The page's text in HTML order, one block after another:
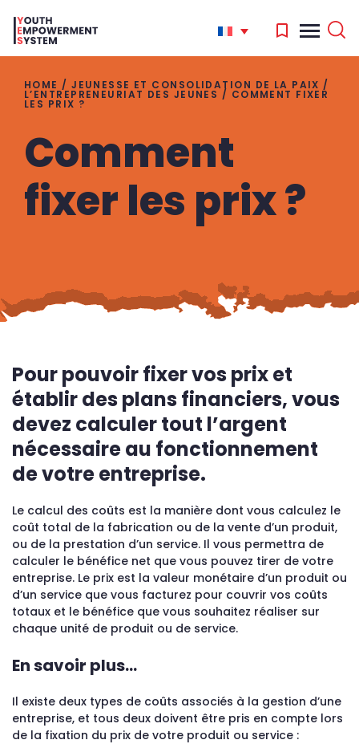
HOME /JEUNESSE ET CONSOLIDATION DE LA PAIX /
L’ENTREPRENEURIAT DES JEUNES / COMMENT FIXER
LES PRIX ?
Comment
fixer les prix ?
Pour pouvoir fixer vos prix et
établir des plans financiers, vous
devez calculer tout l’argent
nécessaire au fonctionnement
de votre entreprise.
Le calcul des coûts est la manière dont vous calculez le
coût total de la fabrication ou de la vente d’un produit,
ou de la prestation d’un service. Il vous permettra de
calculer le bénéfice net que vous pouvez tirer de votre
entreprise. Le prix est la valeur monétaire d’un produit ou
d’un service que vous facturez pour couvrir vos coûts
totaux et le bénéfice que vous souhaitez réaliser sur
chaque unité de produit ou de service.
En savoir plus…
Il existe deux types de coûts associés à la gestion d’une
entreprise, et tous deux doivent être pris en compte lors
de la fixation du prix de votre produit ou service :
Search